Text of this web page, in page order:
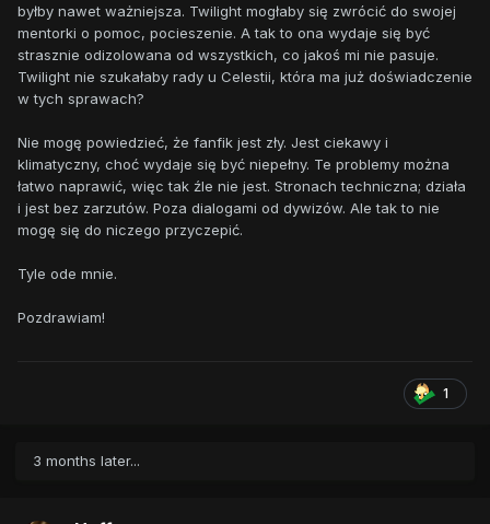
byłby nawet ważniejsza. Twilight mogłaby się zwrócić do swojej
mentorki o pomoc, pocieszenie. A tak to ona wydaje się być
strasznie odizolowana od wszystkich, co jakoś mi nie pasuje.
Twilight nie szukałaby rady u Celestii, która ma już doświadczenie
w tych sprawach?
Nie mogę powiedzieć, że fanfik jest zły. Jest ciekawy i
klimatyczny, choć wydaje się być niepełny. Te problemy można
łatwo naprawić, więc tak źle nie jest. Stronach techniczna; działa
i jest bez zarzutów. Poza dialogami od dywizów. Ale tak to nie
mogę się do niczego przyczepić.
Tyle ode mnie.
Pozdrawiam!
1
3 months later...